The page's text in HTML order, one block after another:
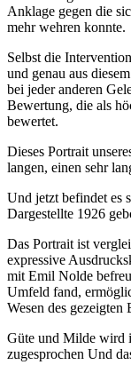
Anklage gegen die
mehr wehren konnte.
Selbst die
und genau aus
bei jeder anderen
Bewertung, die als
bewertet.
Dieses Portrait
langen, einen sehr
Und jetzt befindet es
Dargestellte 1926
Das Portrait ist
expressive
mit Emil Nolde
Umfeld fand,
Wesen des gezeigten
Güte und Milde wird
zugesprochen Und